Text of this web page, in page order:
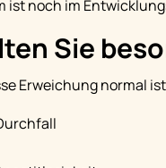
ist noch im
Sie
Erweichung normal